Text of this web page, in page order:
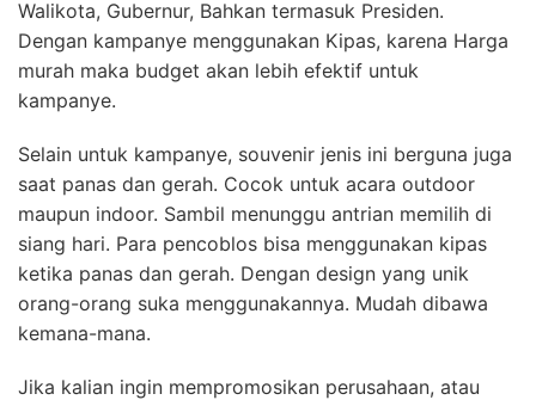
Walikota, Gubernur, Bahkan termasuk Presiden.
Dengan kampanye menggunakan Kipas, karena Harga
murah maka budget akan lebih efektif untuk
kampanye.
Selain untuk kampanye, souvenir jenis ini berguna juga
saat panas dan gerah. Cocok untuk acara outdoor
maupun indoor. Sambil menunggu antrian memilih di
siang hari. Para pencoblos bisa menggunakan kipas
ketika panas dan gerah. Dengan design yang unik
orang-orang suka menggunakannya. Mudah dibawa
kemana-mana.
Jika kalian ingin mempromosikan perusahaan, atau